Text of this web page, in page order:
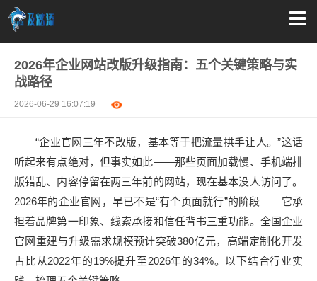
2026年企业网站改版升级指南：五个关键策略与实
战路径
2026-06-29 16:07:19
“企业官网三年不改版，基本等于把流量拱手让人。”这话
听起来有点绝对，但事实如此——那些页面加载慢、手机端排
版错乱、内容停留在两三年前的网站，现在基本没人访问了。
2026年的企业官网，早已不是“有个页面就行”的阶段——它承
担着品牌第一印象、线索承接和信任背书三重功能。全国企业
官网重建与升级需求规模预计突破380亿元，高端定制化开发
占比从2022年的19%提升至2026年的34%。以下结合行业实